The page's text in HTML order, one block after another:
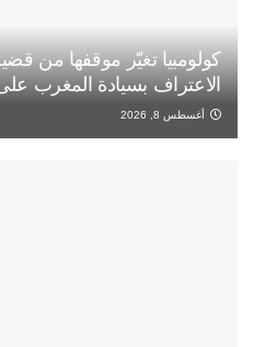
كولومبيا تغيّر موقفها من
الاعتراف بسيادة المغرب على
أغسطس 8, 2026